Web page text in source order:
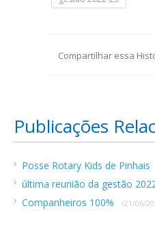
Compartilhar essa
Publicações
Posse Rotary Kids de Pinhais
última reunião da gestão
Companheiros 100% (21/06/